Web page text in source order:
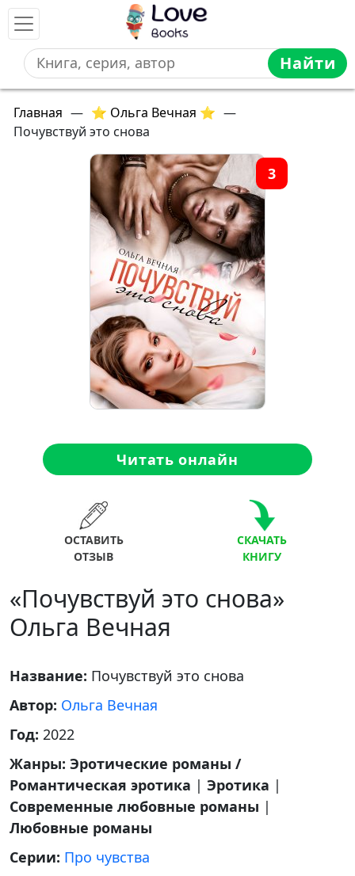
Найти
Главная — ⭐ Ольга Вечная ⭐ —
Почувствуй это снова
3
Читать онлайн
ОСТАВИТЬ
ОТЗЫВ
СКАЧАТЬ
КНИГУ
«Почувствуй это снова»
Ольга Вечная
Название: Почувствуй это снова
Автор: Ольга Вечная
Год: 2022
Жанры: Эротические романы /
Романтическая эротика | Эротика |
Современные любовные романы |
Любовные романы
Серии: Про чувства